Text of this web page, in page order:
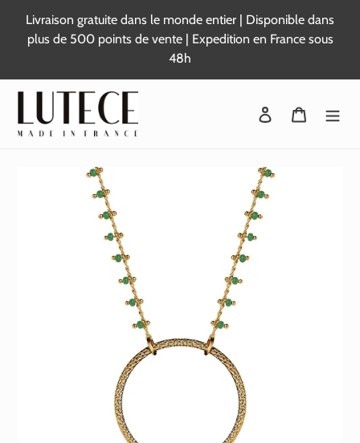
contenu
Livraison gratuite dans le monde entier | Disponible dans
plus de 500 points de vente | Expedition en France sous
48h
Se connecter
Panier